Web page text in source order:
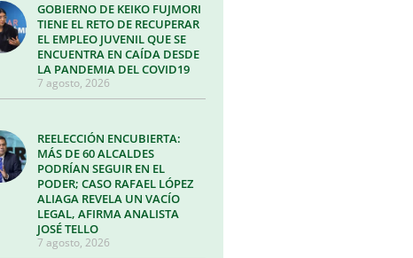
GOBIERNO DE KEIKO FUJMORI
TIENE EL RETO DE RECUPERAR
EL EMPLEO JUVENIL QUE SE
ENCUENTRA EN CAÍDA DESDE
LA PANDEMIA DEL COVID19
7 agosto, 2026
REELECCIÓN ENCUBIERTA:
MÁS DE 60 ALCALDES
PODRÍAN SEGUIR EN EL
PODER; CASO RAFAEL LÓPEZ
ALIAGA REVELA UN VACÍO
LEGAL, AFIRMA ANALISTA
JOSÉ TELLO
7 agosto, 2026